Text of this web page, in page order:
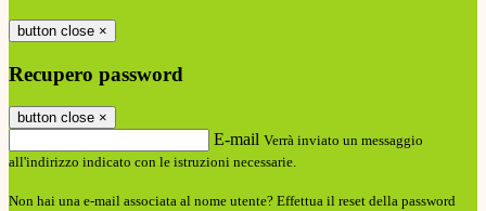
button close ×
Recupero password
button close ×
E-mail Verrà inviato un messaggio
all'indirizzo indicato con le istruzioni necessarie.
Non hai una e-mail associata al nome utente? Effettua il reset della password